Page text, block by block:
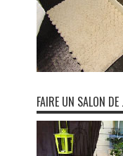
FAIRE UN SALON